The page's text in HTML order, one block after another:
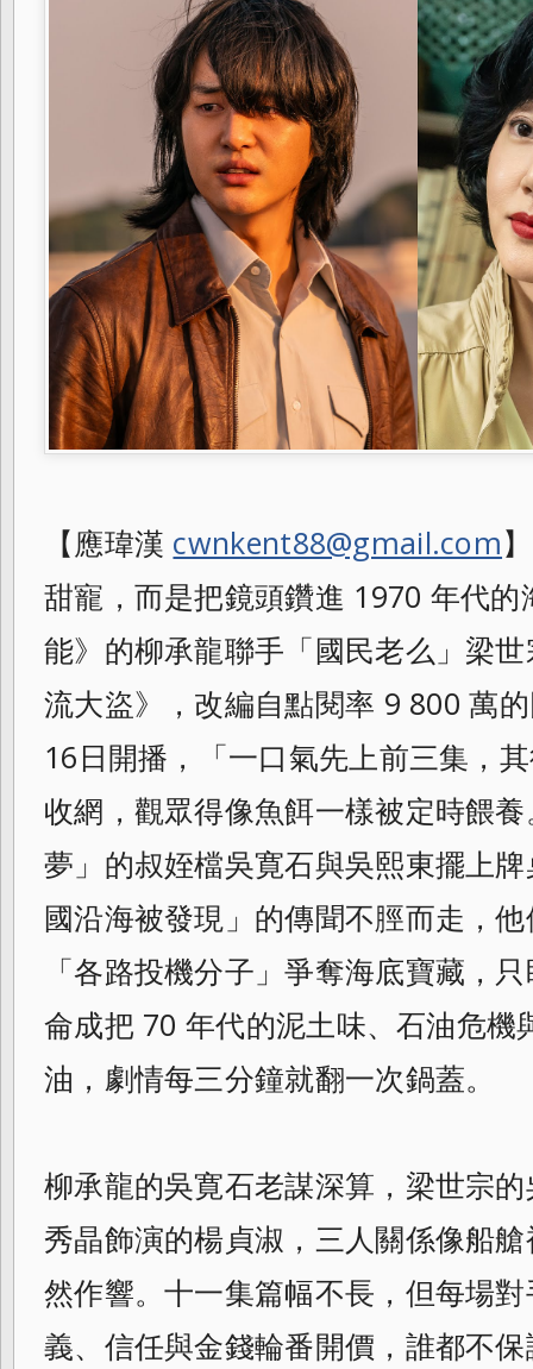
【應瑋漢 cwnkent88@gmail.com
甜寵，而是把鏡頭鑽進 1970 年代
能》的柳承龍聯手「國民老么」梁
流大盜》，改編自點閱率 9 800 萬
16日開播，「一口氣先上前三集，
收網，觀眾得像魚餌一樣被定時餵
夢」的叔姪檔吳寛石與吳熙東擺上
國沿海被發現」的傳聞不脛而走，
「各路投機分子」爭奪海底寶藏，
侖成把 70 年代的泥土味、石油危機
油，劇情每三分鐘就翻一次鍋蓋。
柳承龍的吳寛石老謀深算，梁世宗
秀晶飾演的楊貞淑，三人關係像船
然作響。十一集篇幅不長，但每場
義、信任與金錢輪番開價，誰都不